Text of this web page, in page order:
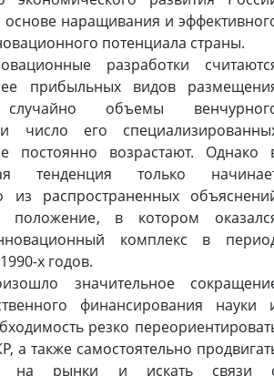
наращивания и
потенциала страны.
разработки
прибыльных видов
объемы
число его
постоянно возрастают. Однако
тенденция только
из распространенных
положение, в котором
комплекс в
х годов.
значительное
финансирования науки
резко
а также самостоятельно
на рынки и искать связи